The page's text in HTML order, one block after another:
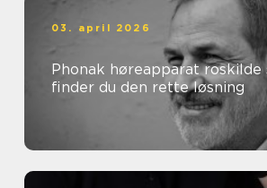
03. april 2026
Phonak høreapparat roskilde sådan
finder du den rette løsning